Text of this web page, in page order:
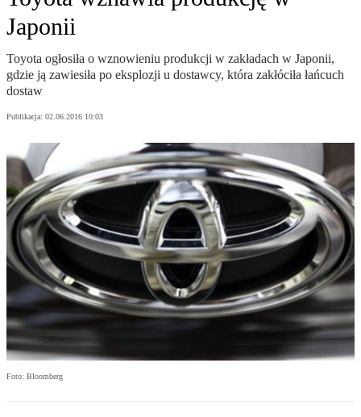
Japonii
Toyota ogłosiła o wznowieniu produkcji w zakładach w Japonii,
gdzie ją zawiesiła po eksplozji u dostawcy, która zakłóciła łańcuch
dostaw
Publikacja: 02.06.2016 10:03
Foto: Bloomberg